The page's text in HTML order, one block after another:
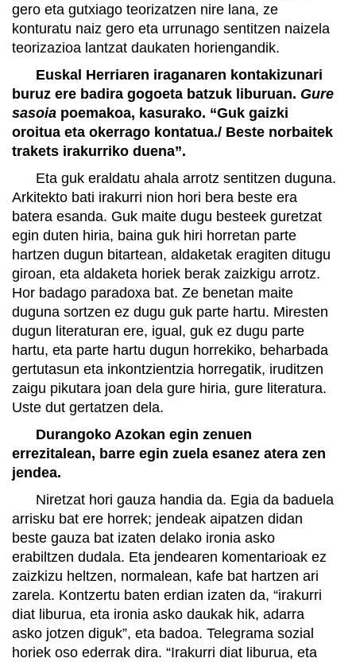
gero eta gutxiago teorizatzen nire lana, ze
konturatu naiz gero eta urrunago sentitzen naizela
teorizazioa lantzat daukaten horiengandik.
Euskal Herriaren iraganaren kontakizunari
buruz ere badira gogoeta batzuk liburuan. Gure
sasoia poemakoa, kasurako. “Guk gaizki
oroitua eta okerrago kontatua./ Beste norbaitek
trakets irakurriko duena”.
Eta guk eraldatu ahala arrotz sentitzen duguna.
Arkitekto bati irakurri nion hori bera beste era
batera esanda. Guk maite dugu besteek guretzat
egin duten hiria, baina guk hiri horretan parte
hartzen dugun bitartean, aldaketak eragiten ditugu
giroan, eta aldaketa horiek berak zaizkigu arrotz.
Hor badago paradoxa bat. Ze benetan maite
duguna sortzen ez dugu guk parte hartu. Miresten
dugun literaturan ere, igual, guk ez dugu parte
hartu, eta parte hartu dugun horrekiko, beharbada
gertutasun eta inkontzientzia horregatik, iruditzen
zaigu pikutara joan dela gure hiria, gure literatura.
Uste dut gertatzen dela.
Durangoko Azokan egin zenuen
errezitalean, barre egin zuela esanez atera zen
jendea.
Niretzat hori gauza handia da. Egia da baduela
arrisku bat ere horrek; jendeak aipatzen didan
beste gauza bat izaten delako ironia asko
erabiltzen dudala. Eta jendearen komentarioak ez
zaizkizu heltzen, normalean, kafe bat hartzen ari
zarela. Kontzertu baten erdian izaten da, “irakurri
diat liburua, eta ironia asko daukak hik, adarra
asko jotzen diguk”, eta badoa. Telegrama sozial
horiek oso ederrak dira. “Irakurri diat liburua, eta